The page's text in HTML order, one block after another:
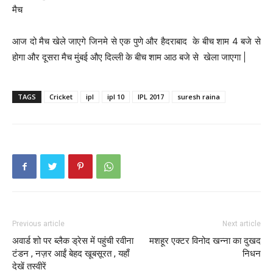
मैच
आज दो मैच खेले जाएगे जिनमे से एक पुणे और हैदराबाद के बीच शाम 4 बजे से
होगा और दूसरा मैच मुंबई औए दिल्ली के बीच शाम आठ बजे से खेला जाएगा |
TAGS Cricket ipl ipl 10 IPL 2017 suresh raina
Previous article
अवार्ड शो पर ब्लैक ड्रेस में पहुंची रवीना
टंडन , नज़र आईं बेहद खूबसूरत , यहाँ
देखें तस्वीरें
Next article
मशहूर एक्टर विनोद खन्ना का दुखद
निधन